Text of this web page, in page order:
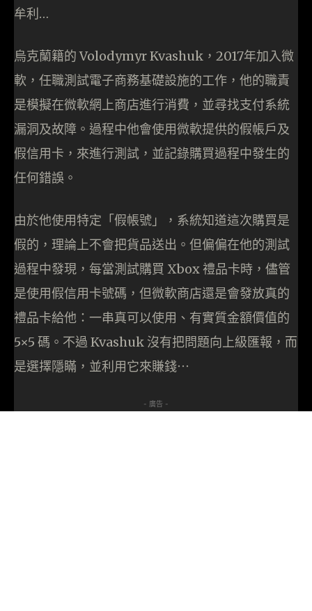
牟利…
烏克蘭籍的 Volodymyr Kvashuk，2017年加入微
軟，任職測試電子商務基礎設施的工作，他的職責
是模擬在微軟網上商店進行消費，並尋找支付系統
漏洞及故障。過程中他會使用微軟提供的假帳戶及
假信用卡，來進行測試，並記錄購買過程中發生的
任何錯誤。
由於他使用特定「假帳號」，系統知道這次購買是
假的，理論上不會把貨品送出。但偏偏在他的測試
過程中發現，每當測試購買 Xbox 禮品卡時，儘管
是使用假信用卡號碼，但微軟商店還是會發放真的
禮品卡給他：一串真可以使用、有實質金額價值的
5×5 碼。不過 Kvashuk 沒有把問題向上級匯報，而
是選擇隱瞞，並利用它來賺錢⋯
- 廣告 -